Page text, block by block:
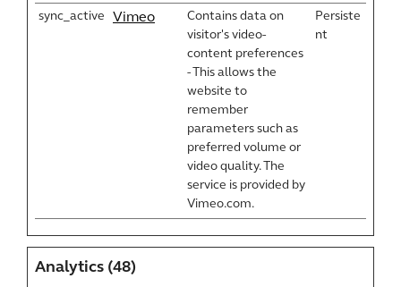
sync_active Vimeo
Contains data on
visitor's video-
content preferences
- This allows the
website to
remember
parameters such as
preferred volume or
video quality. The
service is provided by
Vimeo.com.
Persiste
nt
Analytics (48)